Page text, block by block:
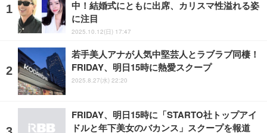
中！結婚式にともに出席、カリスマ性溢れる姿
に注目
2025.10.12(日) 17:47
若手美人アナが人気中堅芸人とラブラブ同棲！
FRIDAY、明日15時に熱愛スクープ
2025.8.27(水) 22:20
FRIDAY、明日15時に「STARTO社トップアイ
ドルと年下美女のバカンス」スクープを報道